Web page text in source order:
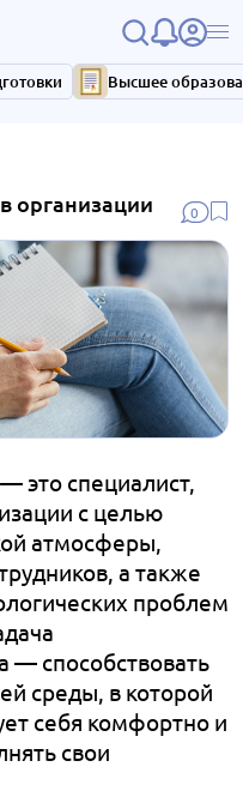
Высшее
0
организации
это специалист,
с целью
атмосферы,
а также
проблем
— способствовать
среды, в которой
себя комфортно и
свои